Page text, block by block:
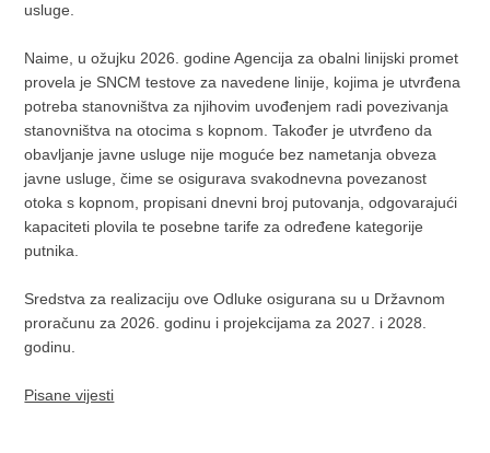
usluge.
Naime, u ožujku 2026. godine Agencija za obalni linijski promet
provela je SNCM testove za navedene linije, kojima je utvrđena
potreba stanovništva za njihovim uvođenjem radi povezivanja
stanovništva na otocima s kopnom. Također je utvrđeno da
obavljanje javne usluge nije moguće bez nametanja obveza
javne usluge, čime se osigurava svakodnevna povezanost
otoka s kopnom, propisani dnevni broj putovanja, odgovarajući
kapaciteti plovila te posebne tarife za određene kategorije
putnika.
Sredstva za realizaciju ove Odluke osigurana su u Državnom
proračunu za 2026. godinu i projekcijama za 2027. i 2028.
godinu.
Pisane vijesti